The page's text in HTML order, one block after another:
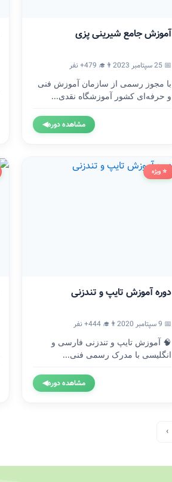
آموزش جامع شیرینی پزی
📅 25 سپتامبر 2023
👨‍🎓 479+ نفر
با مجوز رسمی از سازمان آموزش فنی
و حرفه‌ای کشور آموزشگاه نقدی...
مشاهده دوره◀
⭐ ویژه
دوره آموزش تایپ و تندزنی
📅 9 سپتامبر 2020
👨‍🎓 444+ نفر
🧠 آموزش تایپ و تندزنی فارسی و
انگلیسی با مدرک رسمی فنی...
مشاهده دوره◀
›